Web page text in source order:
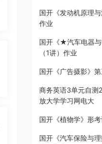
国开《发动机原理
作业
国开《★汽车电器
（1讲）作业
国开《广告摄影》
商务英语3单元自测
放大学学习网电大
国开《植物学》形
国开《汽车保险与